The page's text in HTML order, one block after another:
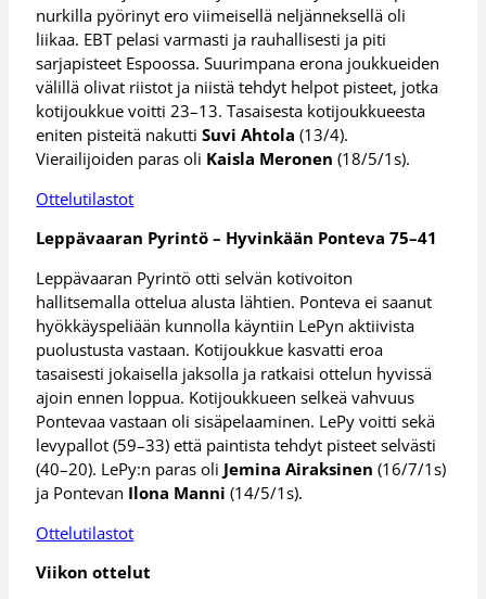
nurkilla pyörinyt ero viimeisellä neljänneksellä oli
liikaa. EBT pelasi varmasti ja rauhallisesti ja piti
sarjapisteet Espoossa. Suurimpana erona joukkueiden
välillä olivat riistot ja niistä tehdyt helpot pisteet, jotka
kotijoukkue voitti 23–13. Tasaisesta kotijoukkueesta
eniten pisteitä nakuttiSuvi Ahtola (13/4).
Vierailijoiden paras oli Kaisla Meronen (18/5/1s).
Ottelutilastot
Leppävaaran Pyrintö – Hyvinkään Ponteva 75–41
Leppävaaran Pyrintö otti selvän kotivoiton
hallitsemalla ottelua alusta lähtien. Ponteva ei saanut
hyökkäyspeliään kunnolla käyntiin LePyn aktiivista
puolustusta vastaan. Kotijoukkue kasvatti eroa
tasaisesti jokaisella jaksolla ja ratkaisi ottelun hyvissä
ajoin ennen loppua. Kotijoukkueen selkeä vahvuus
Pontevaa vastaan oli sisäpelaaminen. LePy voitti sekä
levypallot (59–33) että paintista tehdyt pisteet selvästi
(40–20). LePy:n paras oli Jemina Airaksinen (16/7/1s)
ja Pontevan Ilona Manni (14/5/1s).
Ottelutilastot
Viikon ottelut